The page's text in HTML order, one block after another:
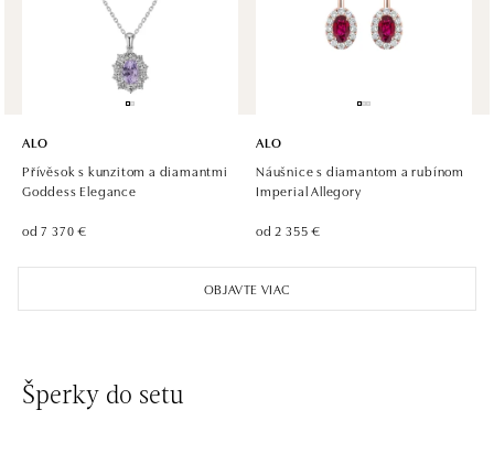
U Dálnice 777, 664 42 Modřice
tel.: +420 733 397 316, +420 605 231 821
dnes otvorené od 10:00
ALO diamonds OC Palladium, Praha 1
Náměstí Republiky 1, 110 00 Praha 1 - Nové Město
dnes otvorené od 09:00
Pařížská 1076/7, 110 00 Praha 1
Chlumecká 765/6, 198 19 Praha 9
OBJAVTE VIAC
ALO
Přívěsok s kunzitom a diamantmi
Goddess Elegance
od 7 370 €
ALO
Náušnice s diamantom a rubínom
Imperial Allegory
od 2 355 €
Šperky do setu